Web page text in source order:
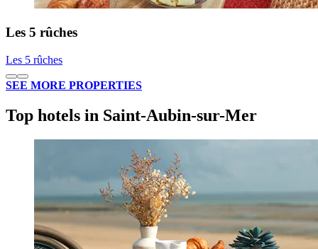
Les 5 rûches
Les 5 rûches
SEE MORE PROPERTIES
Top hotels in Saint-Aubin-sur-Mer